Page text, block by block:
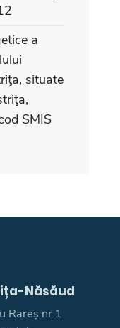
a
situate
SMIS
Năsăud
Rareș nr.1